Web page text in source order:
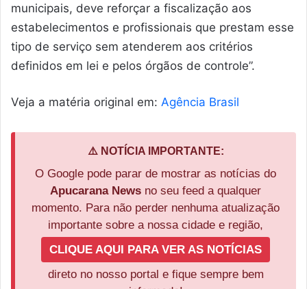
municipais, deve reforçar a fiscalização aos
estabelecimentos e profissionais que prestam esse
tipo de serviço sem atenderem aos critérios
definidos em lei e pelos órgãos de controle”.
Veja a matéria original em: Agência Brasil
⚠️ NOTÍCIA IMPORTANTE:
O Google pode parar de mostrar as notícias do
Apucarana News no seu feed a qualquer
momento. Para não perder nenhuma atualização
importante sobre a nossa cidade e região,
CLIQUE AQUI PARA VER AS NOTÍCIAS
direto no nosso portal e fique sempre bem